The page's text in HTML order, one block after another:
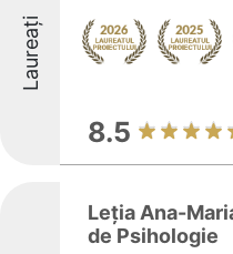
Laureați
8.5
Leția Ana-
de Psihologie